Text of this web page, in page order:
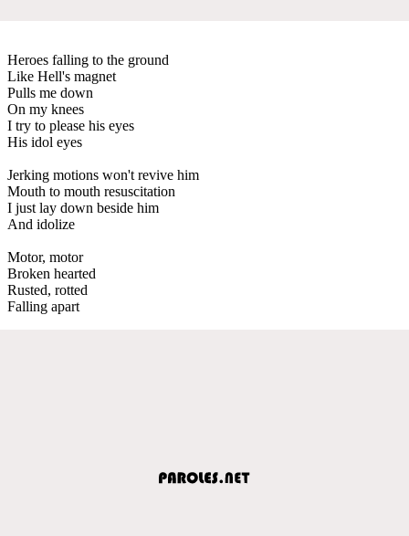
Heroes falling to the ground
Like Hell's magnet
Pulls me down
On my knees
I try to please his eyes
His idol eyes
Jerking motions won't revive him
Mouth to mouth resuscitation
I just lay down beside him
And idolize
Motor, motor
Broken hearted
Rusted, rotted
Falling apart